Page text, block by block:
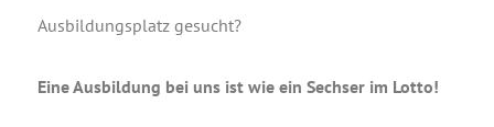
Aus­bil­dungs­platz gesucht?
Eine Aus­bil­dung bei uns ist wie ein Sech­ser im Lotto!